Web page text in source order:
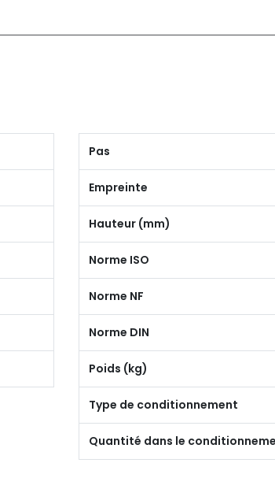
Pas
Empreinte
Hauteur (mm)
Norme ISO
Norme NF
Norme DIN
Poids (kg)
Type de conditionnement
Quantité dans le